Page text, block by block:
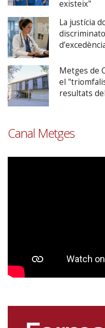
existeix"
La justícia
Metges de
el
resultats
Canal Metges